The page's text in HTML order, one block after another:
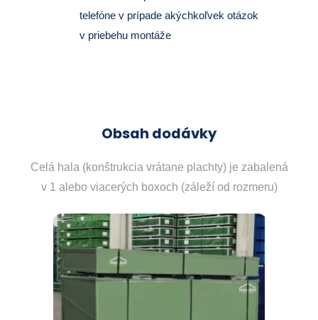
telefóne v prípade akýchkoľvek otázok
v priebehu montáže
Obsah dodávky
Celá hala (konštrukcia vrátane plachty) je zabalená
v 1 alebo viacerých boxoch (záleží od rozmeru)